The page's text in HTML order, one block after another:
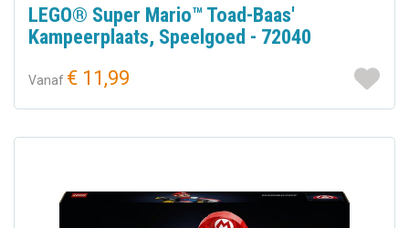
LEGO® Super Mario™ Toad-Baas'
Kampeerplaats, Speelgoed - 72040
Vanaf € 11,99